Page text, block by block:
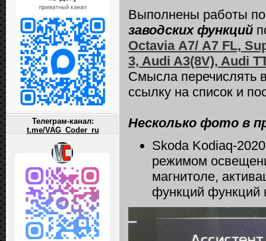
Телеграм-канал:
t.me/VAG_Coder_ru
Выполнены работы
заводских функций
Octavia А7/ A7 FL,
3, Audi A3(8V), Audi
Смысла перечислять
ссылку на список и
Несколько фото в
Skoda Kodiaq-
режимом
магнитоле,
функций функций